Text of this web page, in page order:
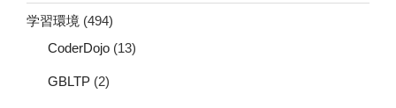
学習環境 (494)
CoderDojo (13)
GBLTP (2)